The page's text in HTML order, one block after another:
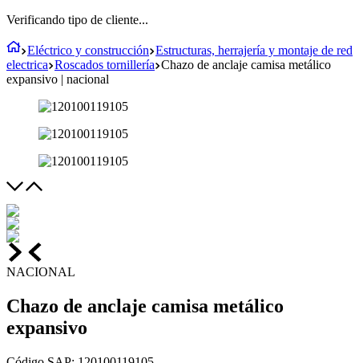
Verificando tipo de cliente...
Eléctrico y construcción Estructuras, herrajería y montaje de red
electrica Roscados tornillería Chazo de anclaje camisa metálico
expansivo | nacional
NACIONAL
Chazo de anclaje camisa metálico
expansivo